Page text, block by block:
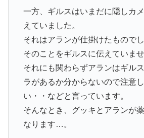
一方、ギルスはいまだに隠しカ
えていました。
それはアランが仕掛けたもので
そのことをギルスに伝えていませ
それにも関わらずアランはギル
ラがあるか分からないので注意
い・・などと言っています。
そんなとき、グッキとアランが
なります…。